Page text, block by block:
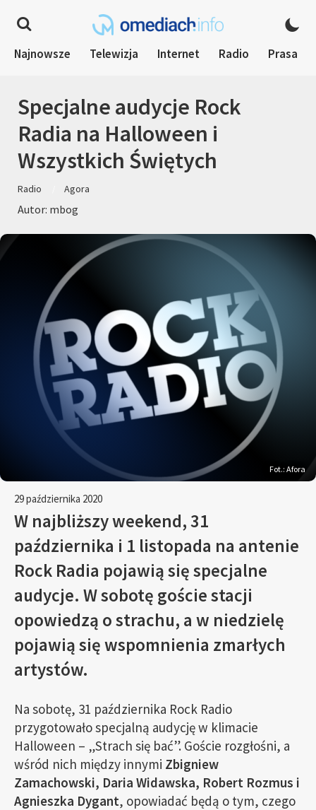
Najnowsze Telewizja Internet Radio Prasa
Specjalne audycje Rock
Radia na Halloween i
Wszystkich Świętych
Radio Agora
Autor: mbog
Fot.: Afora
29 października 2020
W najbliższy weekend, 31
października i 1 listopada na antenie
Rock Radia pojawią się specjalne
audycje. W sobotę goście stacji
opowiedzą o strachu, a w niedzielę
pojawią się wspomnienia zmarłych
artystów.
Na sobotę, 31 października Rock Radio
przygotowało specjalną audycję w klimacie
Halloween – „Strach się bać”. Goście rozgłośni, a
wśród nich między innymi Zbigniew
Zamachowski, Daria Widawska, Robert Rozmus i
Agnieszka Dygant, opowiadać będą o tym, czego